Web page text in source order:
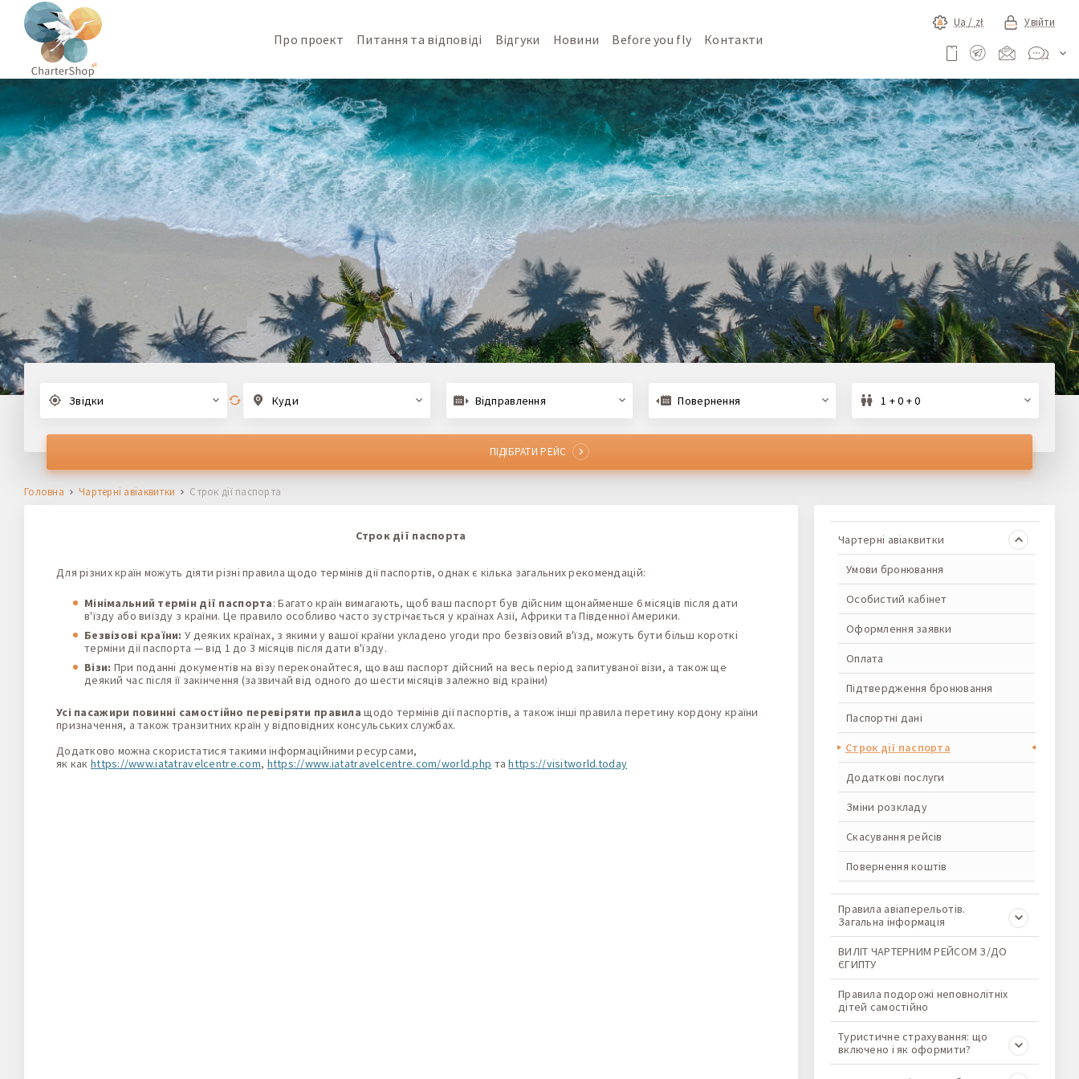
Про проект Питання та відповіді Відгуки Новини Before you fly Контакти
Ua / zł Увійти
Звідки Куди Відправлення Повернення 1 + 0 + 0
ПІДІБРАТИ РЕЙС
Головна Чартерні авіаквитки Строк дії паспорта
Строк дії паспорта
Для різних країн можуть діяти різні правила щодо термінів дії паспортів, однак є кілька загальних рекомендацій:
Мінімальний термін дії паспорта: Багато країн вимагають, щоб ваш паспорт був дійсним щонайменше 6 місяців після дати
в'їзду або виїзду з країни. Це правило особливо часто зустрічається у країнах Азії, Африки та Південної Америки.
Безвізові країни: У деяких країнах, з якими у вашої країни укладено угоди про безвізовий в'їзд, можуть бути більш короткі
терміни дії паспорта — від 1 до 3 місяців після дати в'їзду.
Візи: При поданні документів на візу переконайтеся, що ваш паспорт дійсний на весь період запитуваної візи, а також ще
деякий час після її закінчення (зазвичай від одного до шести місяців залежно від країни)
Усі пасажири повинні самостійно перевіряти правила щодо термінів дії паспортів, а також інші правила перетину кордону країни
призначення, а також транзитних країн у відповідних консульських службах.
Додатково можна скористатися такими інформаційними ресурсами,
як как https://www.iatatravelcentre.com, https://www.iatatravelcentre.com/world.php таhttps://visitworld.today
Чартерні авіаквитки
Умови бронювання
Особистий кабінет
Оформлення заявки
Оплата
Підтвердження бронювання
Паспортні дані
Строк дії паспорта
Додаткові послуги
Зміни розкладу
Скасування рейсів
Повернення коштів
Правила авіаперельотів.
Загальна інформація
ВИЛІТ ЧАРТЕРНИМ РЕЙСОМ З/ДО
ЄГИПТУ
Правила подорожі неповнолітніх
дітей самостійно
Туристичне страхування: що
включено і як оформити?